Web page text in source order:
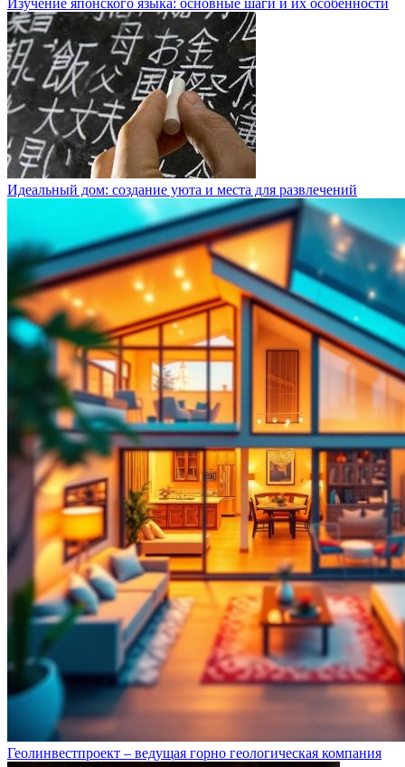
Изучение японского языка: основные шаги и их особенности
Идеальный дом: создание уюта и места для развлечений
Геолинвестпроект – ведущая горно геологическая компания